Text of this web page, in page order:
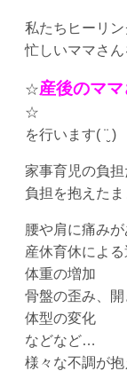
私たちヒーリン
忙しいママさ
☆産後のマ
☆
を行います( ¨̮ )
家事育児の負
負担を抱えた
腰や肩に痛みが
産休育休によ
体重の増加
骨盤の歪み、開
体型の変化
などなど…
様々な不調が